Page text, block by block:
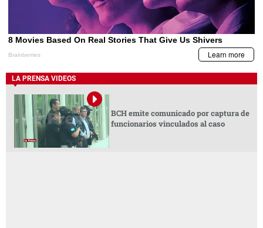
LA PRENSA VIDEOS
BCH emite comunicado por captura de
funcionarios vinculados al caso